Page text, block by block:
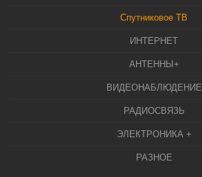
Спутниковое ТВ
ИНТЕРНЕТ
АНТЕННЫ+
ВИДЕОНАБЛЮДЕНИЕ
РАДИОСВЯЗЬ
ЭЛЕКТРОНИКА +
РАЗНОЕ